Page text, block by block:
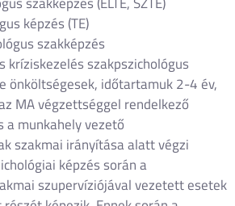
képzés (TE)
szakképzés
kríziskezelés szakpszichológus
önköltségesek, időtartamuk 2-4 év,
MA végzettséggel rendelkező
a munkahely vezető
szakmai irányítása alatt végzi
képzés során a
szupervíziójával vezetett esetek